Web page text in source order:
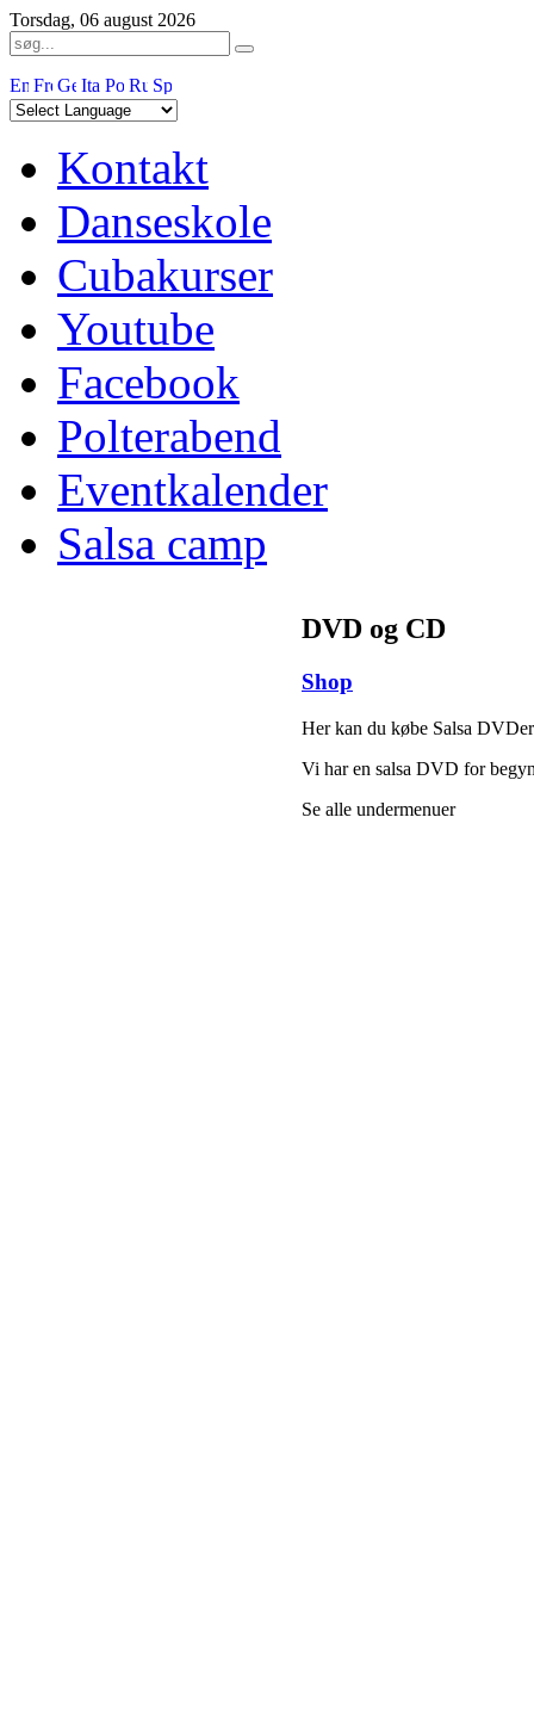
Torsdag, 06 august 2026
Kontakt
Danseskole
Cubakurser
Youtube
Facebook
Polterabend
Eventkalender
Salsa camp
DVD og CD
Shop
Her kan du købe Salsa
Vi har en salsa DVD for
Se alle undermenuer